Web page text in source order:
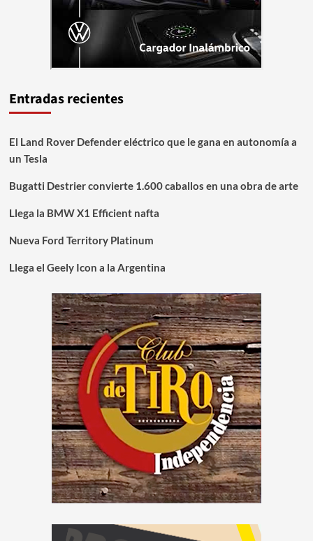
Entradas recientes
El Land Rover Defender eléctrico que le gana en autonomía a
un Tesla
Bugatti Destrier convierte 1.600 caballos en una obra de arte
Llega la BMW X1 Efficient nafta
Nueva Ford Territory Platinum
Llega el Geely Icon a la Argentina